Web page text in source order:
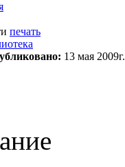
печать
13 мая 2009г.